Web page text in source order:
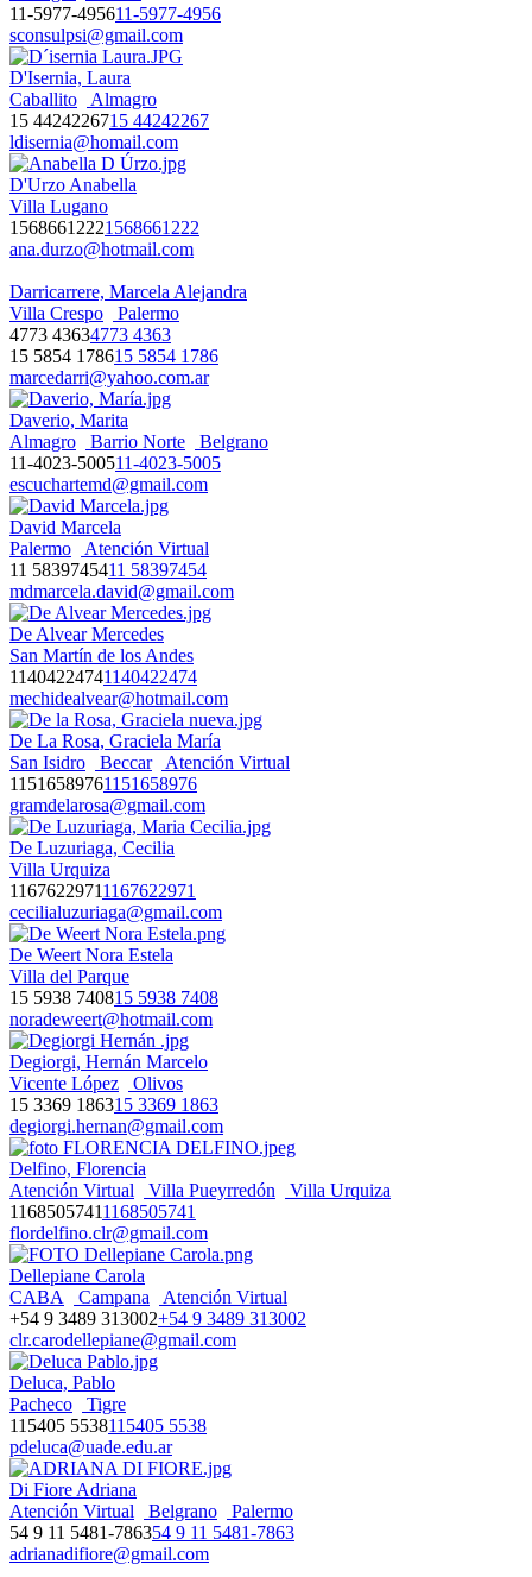
11-5977-495611-5977-4956
sconsulpsi@gmail.com
D'Isernia, Laura
Caballito
Almagro
15 4424226715 44242267
ldisernia@homail.com
D'Urzo Anabella
Villa Lugano
15686612221568661222
ana.durzo@hotmail.com
Darricarrere, Marcela Alejandra
Villa Crespo
Palermo
4773 43634773 4363
15 5854 178615 5854 1786
marcedarri@yahoo.com.ar
Daverio, Marita
Almagro
Barrio Norte
Belgrano
11-4023-500511-4023-5005
escuchartemd@gmail.com
David Marcela
Palermo
Atención Virtual
11 5839745411 58397454
mdmarcela.david@gmail.com
De Alvear Mercedes
San Martín de los Andes
11404224741140422474
mechidealvear@hotmail.com
De La Rosa, Graciela María
San Isidro
Beccar
Atención Virtual
11516589761151658976
gramdelarosa@gmail.com
De Luzuriaga, Cecilia
Villa Urquiza
11676229711167622971
cecilialuzuriaga@gmail.com
De Weert Nora Estela
Villa del Parque
15 5938 740815 5938 7408
noradeweert@hotmail.com
Degiorgi, Hernán Marcelo
Vicente López
Olivos
15 3369 186315 3369 1863
degiorgi.hernan@gmail.com
Delfino, Florencia
Atención Virtual
Villa Pueyrredón
Villa Urquiza
11685057411168505741
flordelfino.clr@gmail.com
Dellepiane Carola
CABA
Campana
Atención Virtual
+54 9 3489 313002+54 9 3489 313002
clr.carodellepiane@gmail.com
Deluca, Pablo
Pacheco
Tigre
115405 5538115405 5538
pdeluca@uade.edu.ar
Di Fiore Adriana
Atención Virtual
Belgrano
Palermo
54 9 11 5481-786354 9 11 5481-7863
adrianadifiore@gmail.com